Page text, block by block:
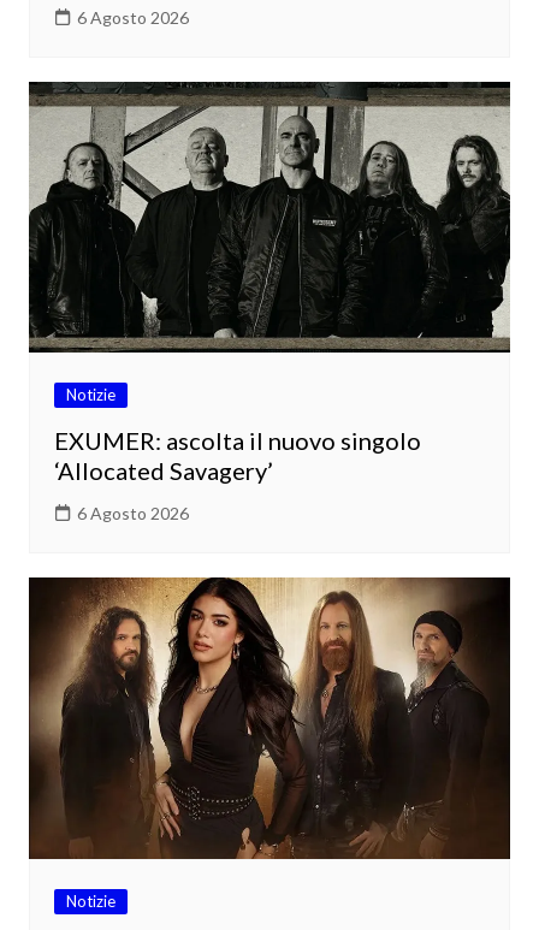
6 Agosto 2026
Notizie
EXUMER: ascolta il nuovo singolo
‘Allocated Savagery’
6 Agosto 2026
Notizie